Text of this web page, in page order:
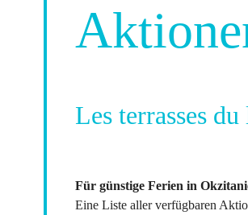
Les terrasses du
Für günstige Ferien in
Eine Liste aller verfügbaren